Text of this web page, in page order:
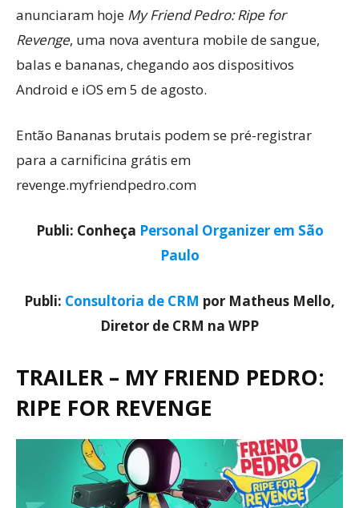
anunciaram hoje My Friend Pedro: Ripe for
Revenge, uma nova aventura mobile de sangue,
balas e bananas, chegando aos dispositivos
Android e iOS em 5 de agosto.
Então Bananas brutais podem se pré-registrar
para a carnificina grátis em
revenge.myfriendpedro.com
Publi: Conheça Personal Organizer em São
Paulo
Publi: Consultoria de CRM por Matheus Mello,
Diretor de CRM na WPP
TRAILER – MY FRIEND PEDRO:
RIPE FOR REVENGE